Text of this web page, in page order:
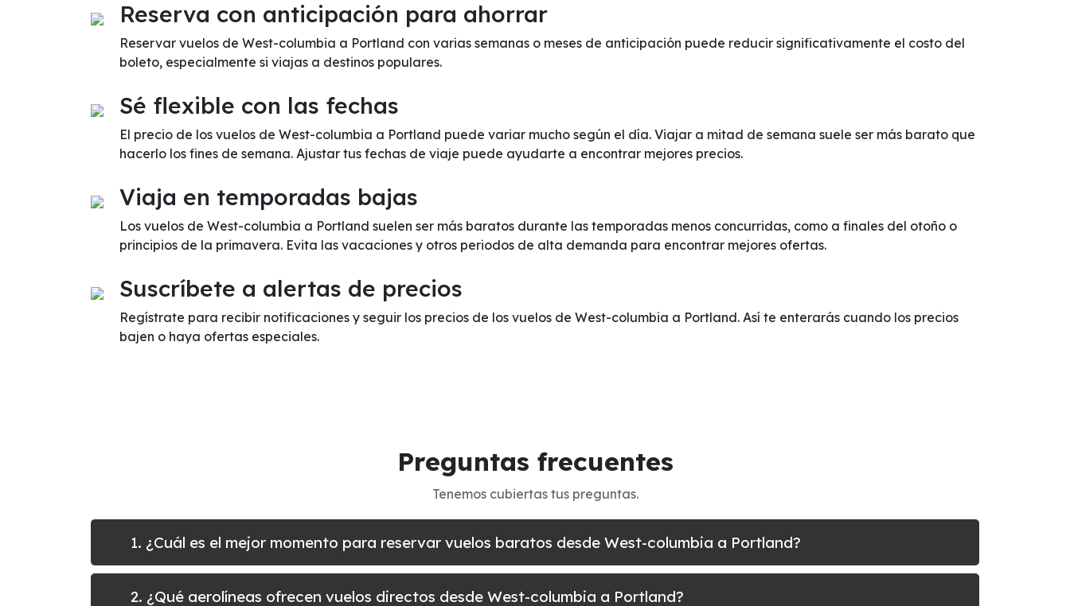
Reserva con anticipación para ahorrar
Reservar vuelos de West-columbia a Portland con varias semanas o meses de anticipación puede reducir significativamente el costo del
boleto, especialmente si viajas a destinos populares.
Sé flexible con las fechas
El precio de los vuelos de West-columbia a Portland puede variar mucho según el día. Viajar a mitad de semana suele ser más barato que
hacerlo los fines de semana. Ajustar tus fechas de viaje puede ayudarte a encontrar mejores precios.
Viaja en temporadas bajas
Los vuelos de West-columbia a Portland suelen ser más baratos durante las temporadas menos concurridas, como a finales del otoño o
principios de la primavera. Evita las vacaciones y otros periodos de alta demanda para encontrar mejores ofertas.
Suscríbete a alertas de precios
Regístrate para recibir notificaciones y seguir los precios de los vuelos de West-columbia a Portland. Así te enterarás cuando los precios
bajen o haya ofertas especiales.
Preguntas frecuentes
Tenemos cubiertas tus preguntas.
1. ¿Cuál es el mejor momento para reservar vuelos baratos desde West-columbia a Portland?
2. ¿Qué aerolíneas ofrecen vuelos directos desde West-columbia a Portland?